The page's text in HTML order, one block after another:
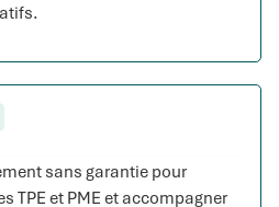
sans garantie pour
TPE et PME et accompagner